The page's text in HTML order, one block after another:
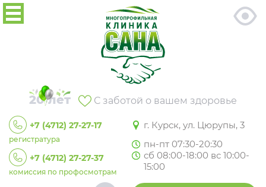
+7 (4712) 27-27-17
регистратура
+7 (4712) 27-27-37
комиссия по профосмотрам
г. Курск, ул. Цюрупы, 3
пн-пт 07:30-20:30
сб 08:00-18:00 вс 10:00-
15:00
20 лет С заботой о вашем здоровье